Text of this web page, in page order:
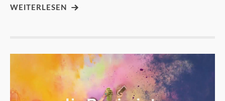
WEITERLESEN